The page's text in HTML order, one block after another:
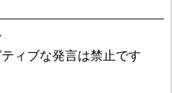
ィブな発言は禁止です